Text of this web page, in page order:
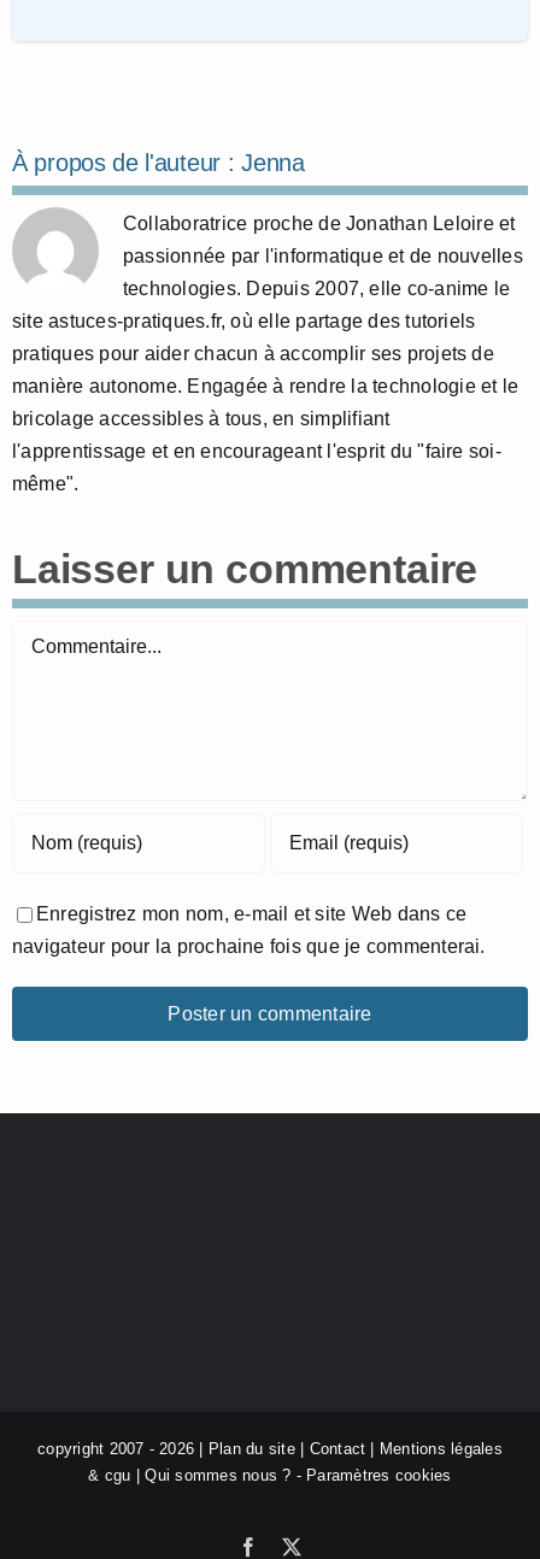
À propos de l'auteur :Jenna
Collaboratrice proche de Jonathan Leloire et
passionnée par l'informatique et de nouvelles
technologies. Depuis 2007, elle co-anime le
site astuces-pratiques.fr, où elle partage des tutoriels
pratiques pour aider chacun à accomplir ses projets de
manière autonome. Engagée à rendre la technologie et le
bricolage accessibles à tous, en simplifiant
l'apprentissage et en encourageant l'esprit du "faire soi-
même".
Laisser un commentaire
Commentaire
Enregistrez mon nom, e-mail et site Web dans ce
navigateur pour la prochaine fois que je commenterai.
copyright 2007 - 2026 | Plan du site| Contact
Mentions légales
& cgu |Qui sommes nous ? - Paramètres cookies
Facebook